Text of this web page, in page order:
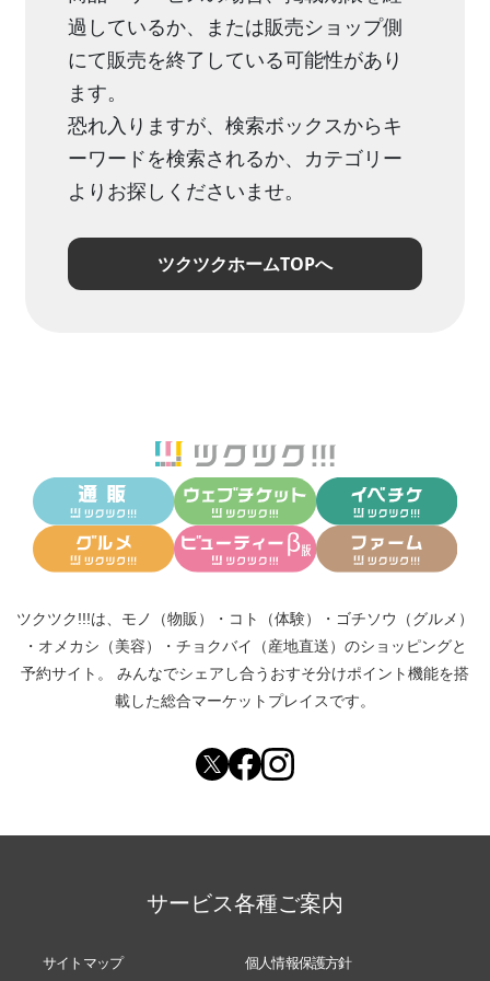
過しているか、または販売ショップ側
にて販売を終了している可能性があり
ます。
恐れ入りますが、検索ボックスからキ
ーワードを検索されるか、カテゴリー
よりお探しくださいませ。
ツクツクホームTOPへ
ツクツク!!!は、 モノ（物販） ・ コト（体験） ・ ゴチソウ（グルメ）
・ オメカシ（美容） ・ チョクバイ（産地直送） のショッピングと
予約サイト。
みんなでシェアし合う おすそ分けポイント機能を搭
載した総合マーケットプレイスです。
サービス各種ご案内
サイトマップ 個人情報保護方針